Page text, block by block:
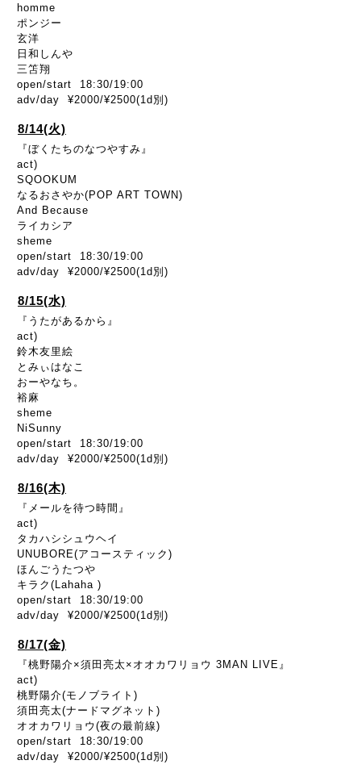
homme
ポンジー
玄洋
日和しんや
三笘翔
open/start 18:30/19:00
adv/day ¥2000/¥2500(1d別)
8/14(火)
『ぼくたちのなつやすみ』
act)
SQOOKUM
なるおさやか(POP ART TOWN)
And Because
ライカシア
sheme
open/start 18:30/19:00
adv/day ¥2000/¥2500(1d別)
8/15(水)
『うたがあるから』
act)
鈴木友里絵
とみぃはなこ
おーやなち。
裕麻
sheme
NiSunny
open/start 18:30/19:00
adv/day ¥2000/¥2500(1d別)
8/16(木)
『メールを待つ時間』
act)
タカハシシュウヘイ
UNUBORE(アコースティック)
ほんごうたつや
キラク(Lahaha )
open/start 18:30/19:00
adv/day ¥2000/¥2500(1d別)
8/17(金)
『桃野陽介×須田亮太×オオカワリョウ 3MAN LIVE』
act)
桃野陽介(モノブライト)
須田亮太(ナードマグネット)
オオカワリョウ(夜の最前線)
open/start 18:30/19:00
adv/day ¥2000/¥2500(1d別)